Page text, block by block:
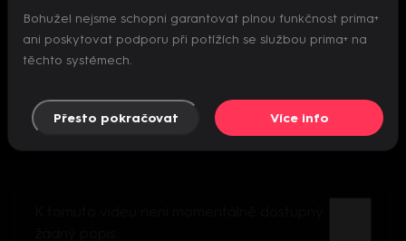
Nepodařilo se inicializovat přehrávač
Bohužel nejsme schopni garantovat plnou funkčnost prima+
ani poskytovat podporu při potížích se službou prima+ na
těchto systémech.
Přesto pokračovat Více info